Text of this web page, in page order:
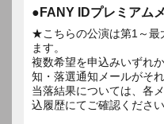
●FANY IDプレミアム
★こちらの公演は第1～最
ます。
複数希望を申込みいずれ
知・落選通知メールがそ
当落結果については、各
込履歴にてご確認ください